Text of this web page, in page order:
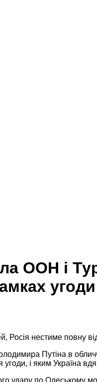
ООН і
Росія нестиме повну
Путіна в
угоди, і яким Україна
удару по Одеському